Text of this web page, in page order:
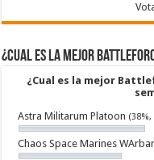
¿Cual es la mejor
¿Cual es la mejor
Astra Militarum Platoon
Chaos Space Marines